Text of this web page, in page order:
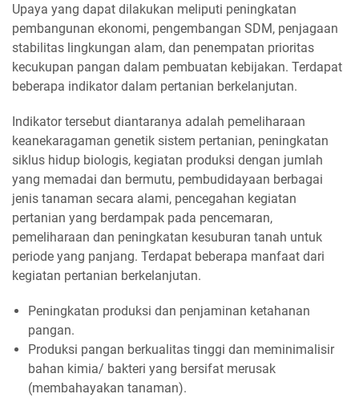
Upaya yang dapat dilakukan meliputi peningkatan
pembangunan ekonomi, pengembangan SDM, penjagaan
stabilitas lingkungan alam, dan penempatan prioritas
kecukupan pangan dalam pembuatan kebijakan. Terdapat
beberapa indikator dalam pertanian berkelanjutan.
Indikator tersebut diantaranya adalah pemeliharaan
keanekaragaman genetik sistem pertanian, peningkatan
siklus hidup biologis, kegiatan produksi dengan jumlah
yang memadai dan bermutu, pembudidayaan berbagai
jenis tanaman secara alami, pencegahan kegiatan
pertanian yang berdampak pada pencemaran,
pemeliharaan dan peningkatan kesuburan tanah untuk
periode yang panjang. Terdapat beberapa manfaat dari
kegiatan pertanian berkelanjutan.
Peningkatan produksi dan penjaminan ketahanan
pangan.
Produksi pangan berkualitas tinggi dan meminimalisir
bahan kimia/ bakteri yang bersifat merusak
(membahayakan tanaman).